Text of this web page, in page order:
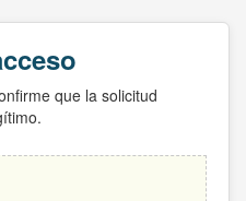
que la solicitud